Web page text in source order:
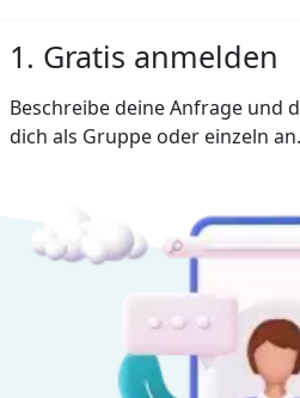
1. Gratis anmelden
Beschreibe deine Anfrage und
dich als Gruppe oder einzeln an.